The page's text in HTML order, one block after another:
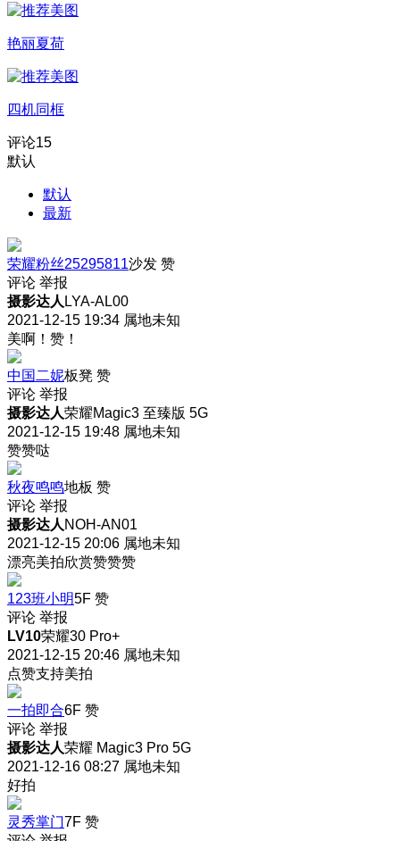
艳丽夏荷
四机同框
评论15
默认
默认
最新
荣耀粉丝25295811沙发 赞
评论 举报
摄影达人 LYA-AL00
2021-12-15 19:34 属地未知
美啊！赞！
中国二妮板凳 赞
评论 举报
摄影达人荣耀Magic3 至臻版 5G
2021-12-15 19:48 属地未知
赞赞哒
秋夜鸣鸣地板 赞
评论 举报
摄影达人 NOH-AN01
2021-12-15 20:06 属地未知
漂亮美拍欣赏赞赞赞
123班小明5F 赞
评论 举报
LV10荣耀30 Pro+
2021-12-15 20:46 属地未知
点赞支持美拍
一拍即合6F 赞
评论 举报
摄影达人荣耀 Magic3 Pro 5G
2021-12-16 08:27 属地未知
好拍
灵秀掌门7F 赞